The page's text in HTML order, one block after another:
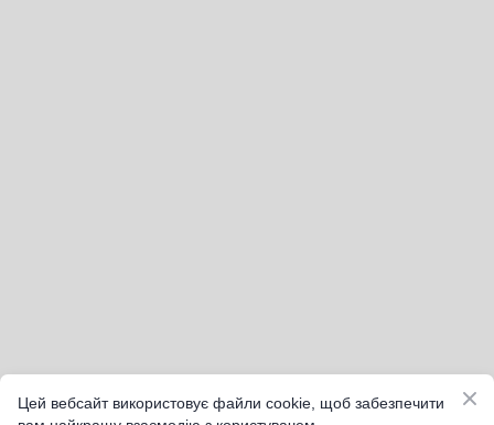
Цей вебсайт використовує файли cookie, щоб забезпечити